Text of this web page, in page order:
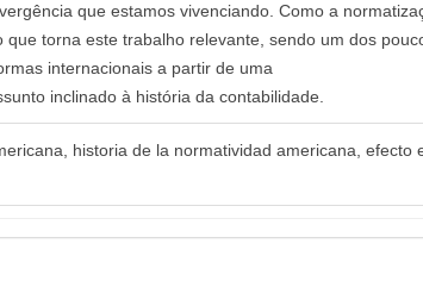
que estamos vivenciando. Como a
torna este trabalho relevante, sendo um dos
internacionais a partir de uma
inclinado à história da contabilidade.
historia de la normatividad americana, efecto